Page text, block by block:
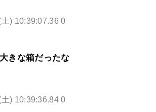
) 10:39:07.36 0
きな箱だったな
) 10:39:36.84 0